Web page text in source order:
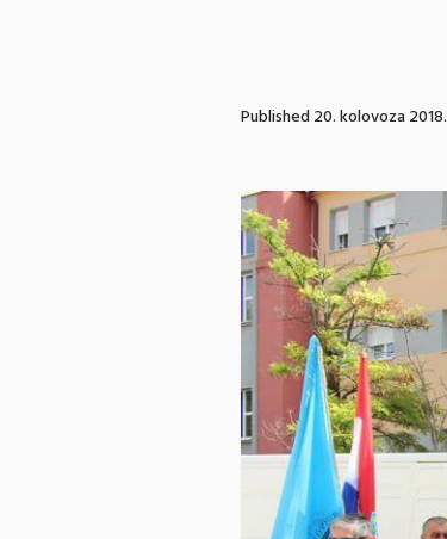
Published20. kolovoza 2018.